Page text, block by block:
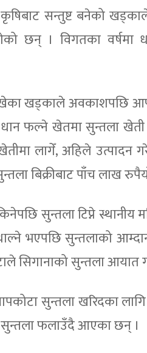
सन्तुष्ट बनेको
छन् । विगतका वर्षमा
खड्काले अवकाशपछि
फल्ने खेतमा सुन्तला
लागेँ, अहिले उत्पादन
बिक्रीबाट पाँच लाख
सुन्तला टिप्ने स्थानीय
भएपछि सुन्तलाको
सिगानाको सुन्तला आयात
सुन्तला खरिदका
फलाउँदै आएका छन् ।